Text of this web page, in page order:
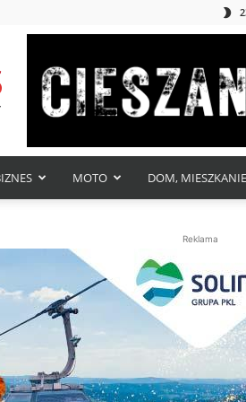
MOTO DOM, MIESZKANIE
Reklama